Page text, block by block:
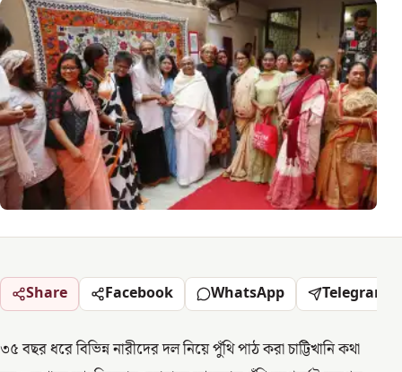
Share Facebook WhatsApp Telegram
৩৫ বছর ধরে বিভিন্ন নারীদের দল নিয়ে পুঁথি পাঠ করা চাট্টিখানি কথা